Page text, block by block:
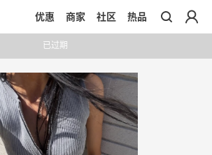
优惠 商家 社区 热品
已过期